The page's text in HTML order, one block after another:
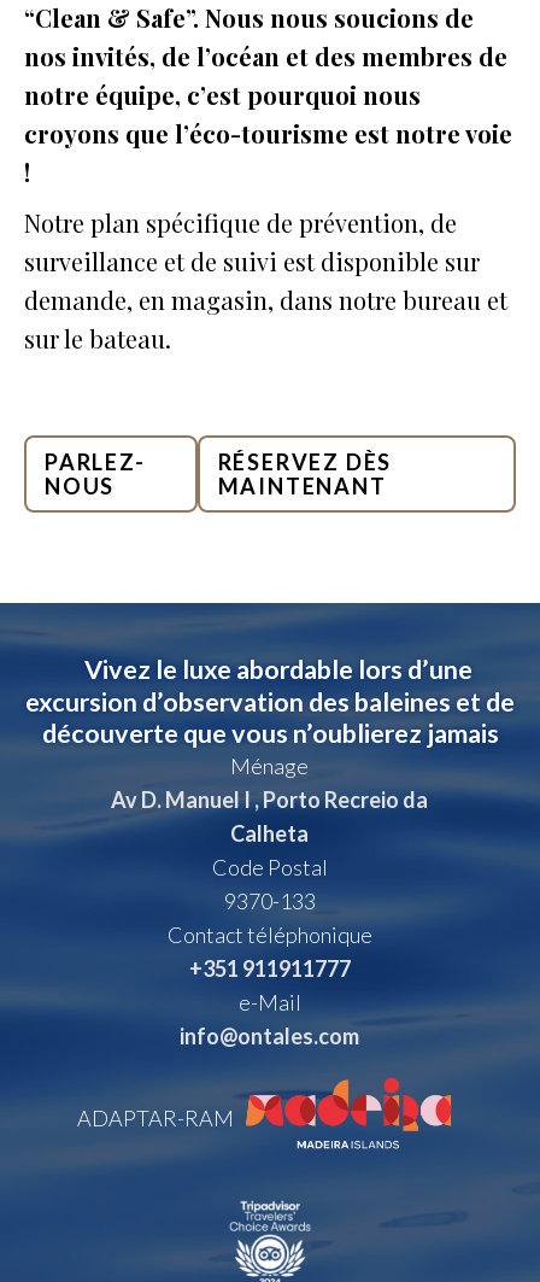
“Clean & Safe”. Nous nous soucions de
nos invités, de l’océan et des membres de
notre équipe, c’est pourquoi nous
croyons que l’éco-tourisme est notre voie
!
Notre plan spécifique de prévention, de
surveillance et de suivi est disponible sur
demande, en magasin, dans notre bureau et
sur le bateau.
PARLEZ-
NOUS
RÉSERVEZ DÈS
MAINTENANT
Vivez le luxe abordable lors d’une
excursion d’observation des baleines et de
découverte que vous n’oublierez jamais
Ménage
Av D. Manuel I , Porto Recreio da
Calheta
Code Postal
9370-133
Contact téléphonique
+351 911911777
e-Mail
info@ontales.com
ADAPTAR-RAM